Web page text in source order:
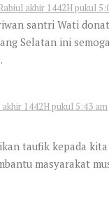
akhir 1442H pukul
santri Wati
Selatan ini
akhir 1442H pukul 5:43 am
taufik kepada
masyarakat